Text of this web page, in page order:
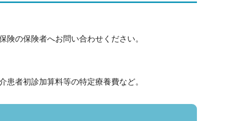
の保険者へお問い合わせください。
患者初診加算料等の特定療養費など。